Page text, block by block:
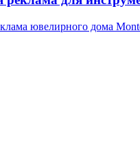
ювелирного дома